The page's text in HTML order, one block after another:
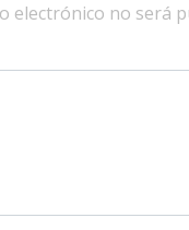
electrónico no será